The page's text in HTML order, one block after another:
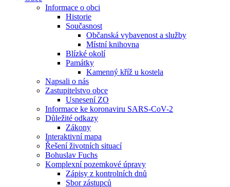
Informace o obci
Historie
Současnost
Občanská vybavenost a služby
Místní knihovna
Blízké okolí
Památky
Kamenný kříž u kostela
Napsali o nás
Zastupitelstvo obce
Usnesení ZO
Informace ke koronaviru SARS-CoV-2
Důležité odkazy
Zákony
Interaktivní mapa
Řešení životních situací
Bohuslav Fuchs
Komplexní pozemkové úpravy
Zápisy z kontrolních dnů
Sbor zástupců